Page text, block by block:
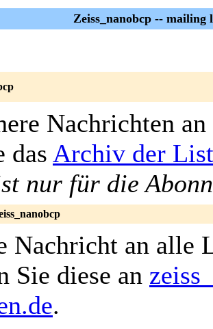
Zeiss_nanobcp --
Nachrichten an
das Archiv der
nur für die
Nachricht an alle
Sie diese an
.